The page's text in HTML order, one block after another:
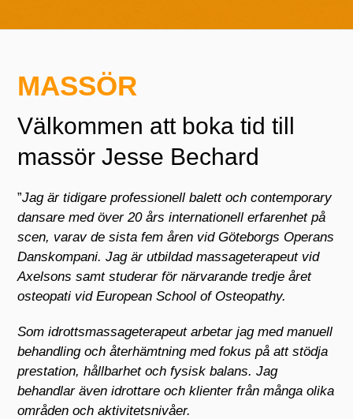
MASSÖR
Välkommen att boka tid till
massör Jesse Bechard
”Jag är tidigare professionell balett och contemporary
dansare med över 20 års internationell erfarenhet på
scen, varav de sista fem åren vid Göteborgs Operans
Danskompani. Jag är utbildad massageterapeut vid
Axelsons samt studerar för närvarande tredje året
osteopati vid European School of Osteopathy.
Som idrottsmassageterapeut arbetar jag med manuell
behandling och återhämtning med fokus på att stödja
prestation, hållbarhet och fysisk balans. Jag
behandlar även idrottare och klienter från många olika
områden och aktivitetsnivåer.